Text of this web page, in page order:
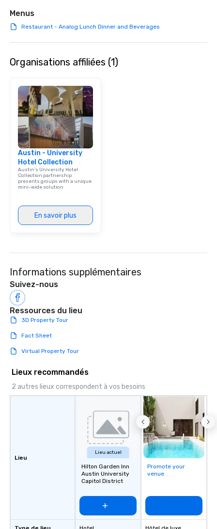
Menus
Restaurant - Analog Lunch Dinner and Beverages
Organisations affiliées (1)
Austin - University
Hotel Collection
Austin’s University Hotel
Collection partnership
presents groups with a unique
mini-wide solution
En savoir plus
Informations supplémentaires
Suivez-nous
Ressources du lieu
3D Property Tour
Fact Sheet
Virtual Property Tour
Lieux recommandés
2 autres lieux correspondent à vos besoins
Lieu
Lieu actuel
Hilton Garden Inn
Austin University
Capitol District
Promote your
venue